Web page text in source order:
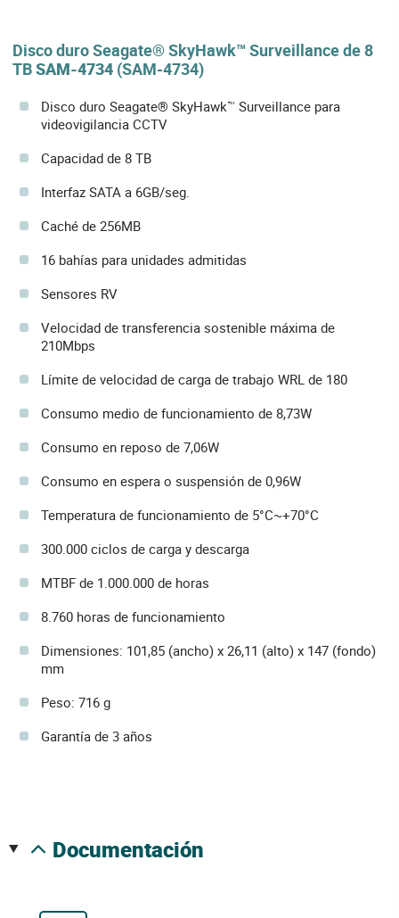
Disco duro Seagate® SkyHawk™ Surveillance de 8
TBSAM-4734 (SAM-4734)
Disco duro Seagate® SkyHawk™ Surveillance para
videovigilancia CCTV
Capacidad de 8 TB
Interfaz SATA a 6GB/seg.
Caché de 256MB
16 bahías para unidades admitidas
Sensores RV
Velocidad de transferencia sostenible máxima de
210Mbps
Límite de velocidad de carga de trabajo WRL de 180
Consumo medio de funcionamiento de 8,73W
Consumo en reposo de 7,06W
Consumo en espera o suspensión de 0,96W
Temperatura de funcionamiento de 5°C~+70°C
300.000 ciclos de carga y descarga
MTBF de 1.000.000 de horas
8.760 horas de funcionamiento
Dimensiones: 101,85 (ancho) x 26,11 (alto) x 147 (fondo)
mm
Peso: 716 g
Garantía de 3 años
documentación